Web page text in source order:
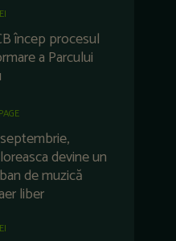
încep procesul
a Parcului
septembrie,
devine un
de muzică
liber